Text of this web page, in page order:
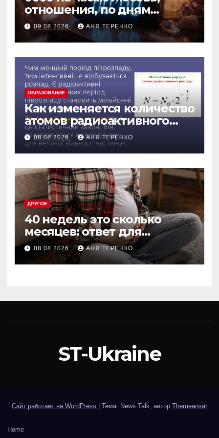
отношения, по дням
недели
09.08.2026 АНЯ ТЕРЕНКО
ОБРАЗОВАНИЕ
Как изменяется количество
атомов радиоактивного
препарата со временем
08.08.2026 АНЯ ТЕРЕНКО
ДРУГОЕ
40 недель это сколько
месяцев: ответ для
беременных и не только
08.08.2026 АНЯ ТЕРЕНКО
ST-Ukraine
Сайт работает на WordPress | Тема: News Talk, автор Themeansar
Home